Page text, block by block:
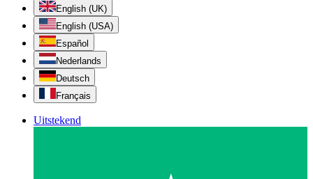
English (UK)
English (USA)
Español
Nederlands
Deutsch
Français
Uitstekend